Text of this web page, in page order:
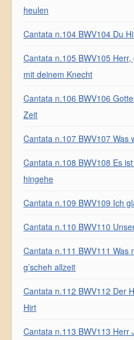
heulen
Cantata n.104 BWV104 Du
Cantata n.105 BWV105
mit deinem Knecht
Cantata n.106 BWV106
Zeit
Cantata n.107 BWV107 Was
Cantata n.108 BWV108 Es
hingehe
Cantata n.109 BWV109 Ich
Cantata n.110 BWV110
Cantata n.111 BWV111 Was
g’scheh allzeit
Cantata n.112 BWV112 Der
Hirt
Cantata n.113 BWV113 Herr